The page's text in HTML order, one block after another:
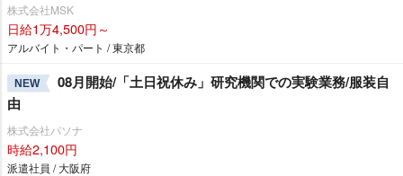
株式会社MSK
日給1万4,500円～
アルバイト・パート / 東京都
NEW
08月開始/「土日祝休み」研究機関での実験業務/服装自
由
株式会社パソナ
時給2,100円
派遣社員 / 大阪府